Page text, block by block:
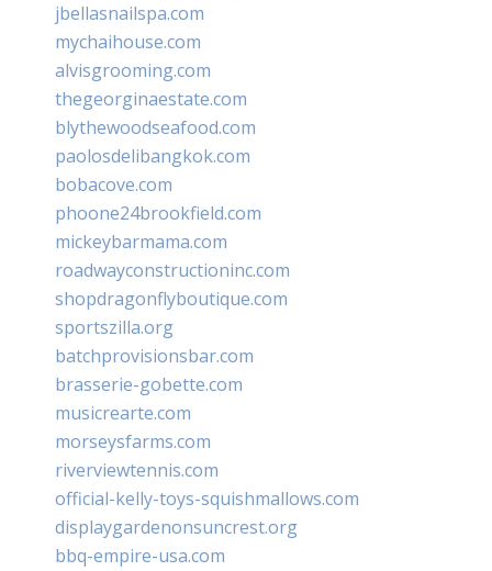
jbellasnailspa.com
mychaihouse.com
alvisgrooming.com
thegeorginaestate.com
blythewoodseafood.com
paolosdelibangkok.com
bobacove.com
phoone24brookfield.com
mickeybarmama.com
roadwayconstructioninc.com
shopdragonflyboutique.com
sportszilla.org
batchprovisionsbar.com
brasserie-gobette.com
musicrearte.com
morseysfarms.com
riverviewtennis.com
official-kelly-toys-squishmallows.com
displaygardenonsuncrest.org
bbq-empire-usa.com